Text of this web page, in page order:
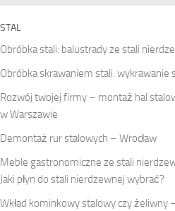
STAL
Obróbka stali: balustrady ze stali
Obróbka skrawaniem stali: wykrawanie
Rozwój twojej firmy – montaż hal
w Warszawie
Demontaż rur stalowych – Wrocław
Meble gastronomiczne ze stali
Jaki płyn do stali nierdzewnej wybrać?
Wkład kominkowy stalowy czy żeliwny